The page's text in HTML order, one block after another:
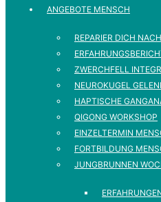
ANGEBOTE MENSCH
REPARIER DICH
ZWERCHFELL
NEUROKUGEL
HAPTISCHE
QIGONG WORKSHOP
EINZELTERMIN
FORTBILDUNG
JUNGBRUNNEN